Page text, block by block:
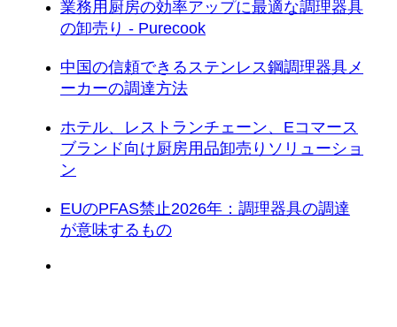
業務用厨房の効率アップに最適な調理器具
の卸売り - Purecook
中国の信頼できるステンレス鋼調理器具メ
ーカーの調達方法
ホテル、レストランチェーン、Eコマース
ブランド向け厨房用品卸売りソリューショ
ン
EUのPFAS禁止2026年：調理器具の調達
が意味するもの